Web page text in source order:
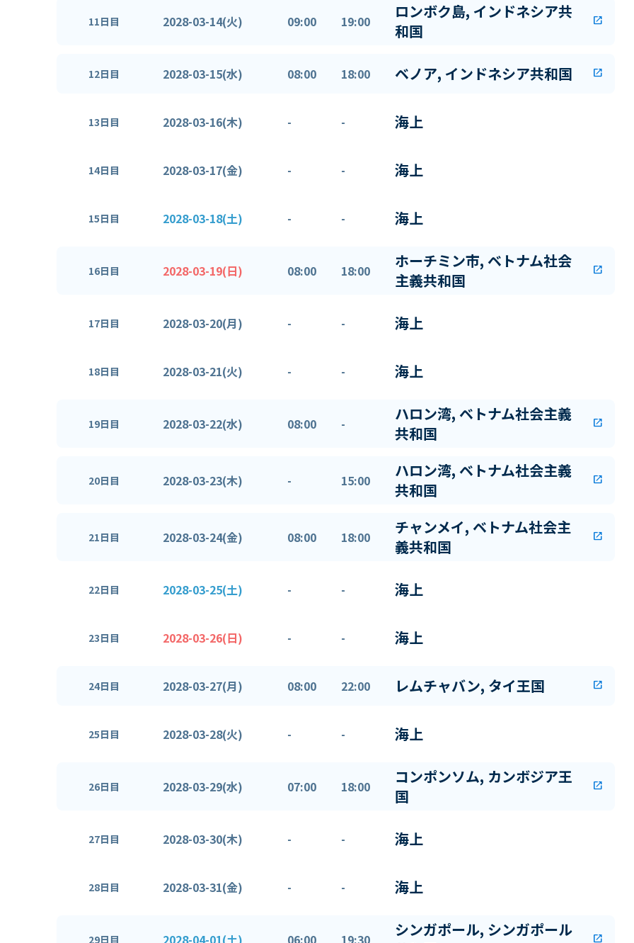
11日目 2028-03-14(火) 09:00 19:00
ロンボク島, インドネシア共
和国
open_in_new
12日目 2028-03-15(水) 08:00 18:00 ベノア, インドネシア共和国 open_in_new
13日目 2028-03-16(木) - - 海上
14日目 2028-03-17(金) - - 海上
15日目 2028-03-18(土) - - 海上
16日目 2028-03-19(日) 08:00 18:00
ホーチミン市, ベトナム社会
主義共和国
open_in_new
17日目 2028-03-20(月) - - 海上
18日目 2028-03-21(火) - - 海上
19日目 2028-03-22(水) 08:00 -
ハロン湾, ベトナム社会主義
共和国
open_in_new
20日目 2028-03-23(木) - 15:00
ハロン湾, ベトナム社会主義
共和国
open_in_new
21日目 2028-03-24(金) 08:00 18:00
チャンメイ, ベトナム社会主
義共和国
open_in_new
22日目 2028-03-25(土) - - 海上
23日目 2028-03-26(日) - - 海上
24日目 2028-03-27(月) 08:00 22:00 レムチャバン, タイ王国 open_in_new
25日目 2028-03-28(火) - - 海上
26日目 2028-03-29(水) 07:00 18:00
コンポンソム, カンボジア王
国
open_in_new
27日目 2028-03-30(木) - - 海上
28日目 2028-03-31(金) - - 海上
29日目 2028-04-01(土) 06:00 19:30
シンガポール, シンガポール
open_in_new